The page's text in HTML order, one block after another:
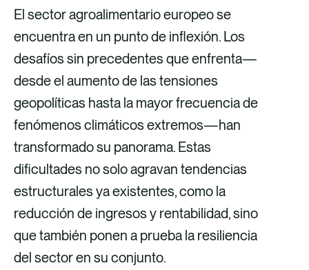
m
p
a
r
t
i
r
v
í
a
L
i
m
p
a
r
t
i
r
v
í
a
F
a
m
p
a
r
t
i
r
v
í
a
X
m
p
a
r
t
i
r
p
o
r
c
o
El sector agroalimentario europeo se
encuentra en un punto de inflexión. Los
desafíos sin precedentes que enfrenta—
desde el aumento de las tensiones
geopolíticas hasta la mayor frecuencia de
fenómenos climáticos extremos—han
transformado su panorama. Estas
dificultades no solo agravan tendencias
estructurales ya existentes, como la
reducción de ingresos y rentabilidad, sino
que también ponen a prueba la resiliencia
del sector en su conjunto.